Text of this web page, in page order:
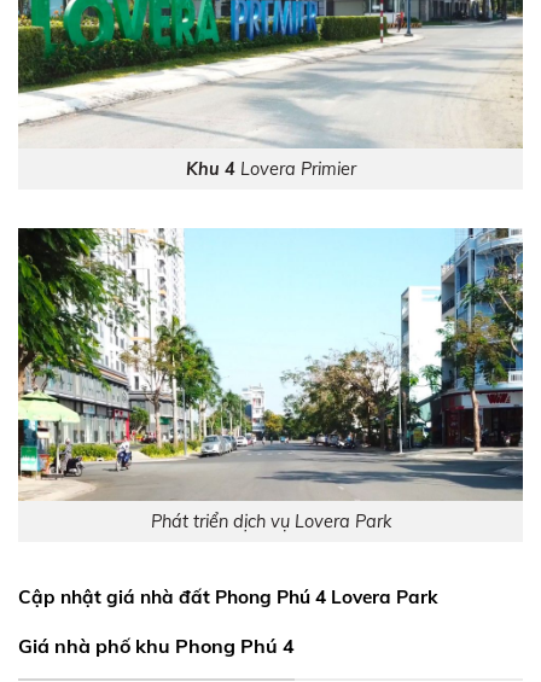
Khu 4Lovera Primier
Phát triển dịch vụ Lovera Park
Cập nhật giá nhà đất Phong Phú 4 Lovera Park
Giá nhà phố khu Phong Phú 4